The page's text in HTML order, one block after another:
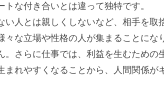
な付き合いとは違って独特です。
い人とは親しくしないなど、相手を取
々な立場や性格の人が集まることにな
。さらに仕事では、利益を生むための
まれやすくなることから、人間関係が